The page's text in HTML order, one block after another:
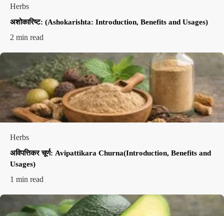
Herbs
अशोकारिष्ट: (Ashokarishta: Introduction, Benefits and Usages)
2 min read
Herbs
अविपत्तिकर चूर्ण: Avipattikara Churna(Introduction, Benefits and
Usages)
1 min read